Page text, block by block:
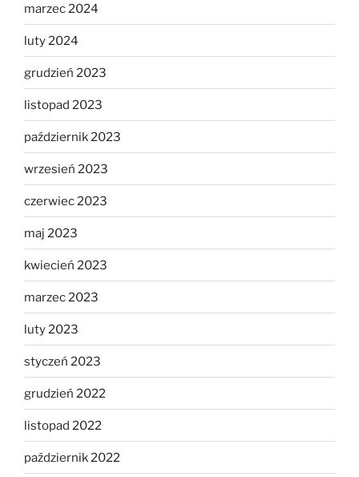
marzec 2024
luty 2024
grudzień 2023
listopad 2023
październik 2023
wrzesień 2023
czerwiec 2023
maj 2023
kwiecień 2023
marzec 2023
luty 2023
styczeń 2023
grudzień 2022
listopad 2022
październik 2022